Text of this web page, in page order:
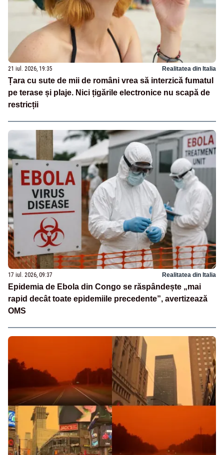
21 iul. 2026, 19:35 Realitatea din Italia
Țara cu sute de mii de români vrea să interzică fumatul
pe terase și plaje. Nici țigările electronice nu scapă de
restricții
17 iul. 2026, 09:37 Realitatea din Italia
Epidemia de Ebola din Congo se răspândește „mai
rapid decât toate epidemiile precedente”, avertizează
OMS